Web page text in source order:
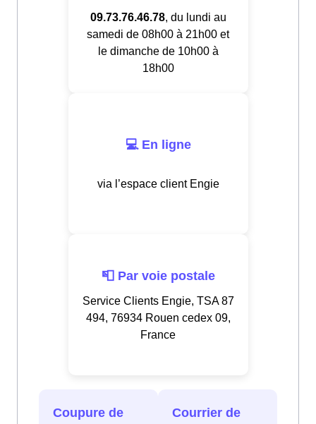
09.73.76.46.78, du lundi au
samedi de 08h00 à 21h00 et
le dimanche de 10h00 à
18h00
💻 En ligne
via l’espace client Engie
📮 Par voie postale
Service Clients Engie, TSA 87
494, 76934 Rouen cedex 09,
France
Coupure de
Courrier de